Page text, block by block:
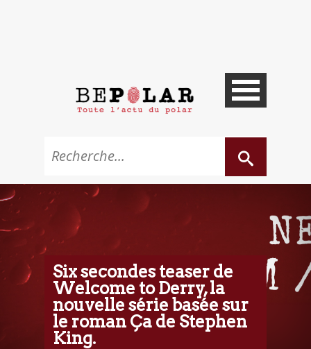
Six secondes teaser de
Welcome to Derry, la
nouvelle série basée sur
le roman Ça de Stephen
King.